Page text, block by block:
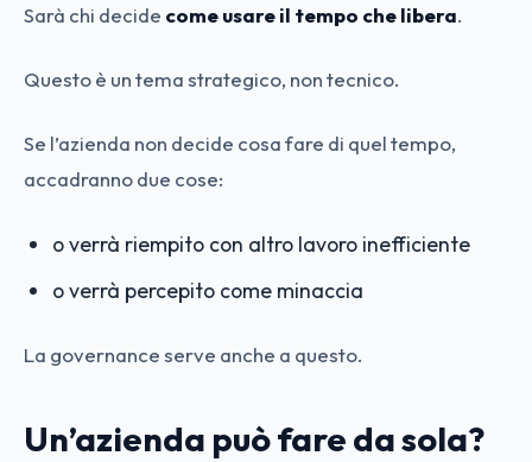
Sarà chi decide come usare il tempo che libera.
Questo è un tema strategico, non tecnico.
Se l’azienda non decide cosa fare di quel tempo,
accadranno due cose:
o verrà riempito con altro lavoro inefficiente
o verrà percepito come minaccia
La governance serve anche a questo.
Un’azienda può fare da sola?